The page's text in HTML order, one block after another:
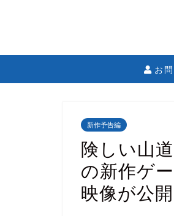
お
新作予告編
険しい山
の新作ゲ
映像が公